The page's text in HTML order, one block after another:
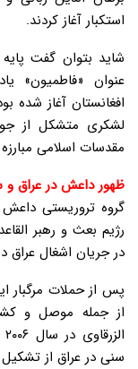
استکبار آغاز کردند.
شاید بتوان گفت
عنوان «فاطمیون»
افغانستان آغاز شده
لشکری متشکل از
مقدسات اسلامی
ظهور داعش در عراق و
گروه تروریستی داعش
رژیم بعث و رهبر
در جریان اشغال عراق در سال ۲۰۰۳
پس از حملات مرگبار
از جمله موصل و
سنی در عراق از